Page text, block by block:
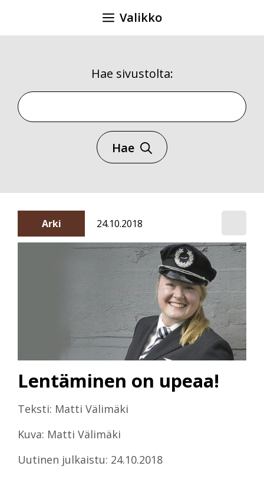
Valikko
Hae sivustolta:
Hae sivustolta
Hae
Arki 24.10.2018
Lentäminen on upeaa!
Teksti: Matti Välimäki
Kuva: Matti Välimäki
Uutinen julkaistu: 24.10.2018